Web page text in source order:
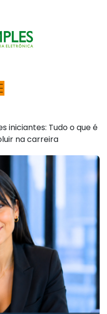
iniciantes: Tudo o que é
na carreira